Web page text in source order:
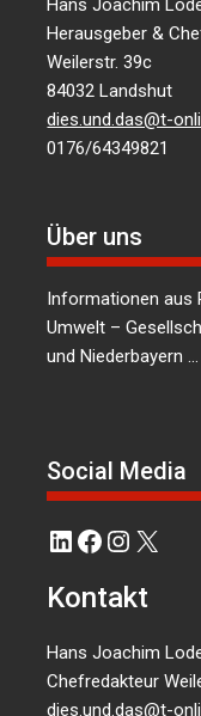
Hans Joachim
Herausgeber &
Weilerstr. 39c
84032 Landshut
dies.und.das@t-
0176/64349821
Über uns
Informationen aus
Umwelt –
und Niederbayern
Social Media
LinkedIn
Facebook
X
Kontakt
Hans Joachim
Chefredakteur
dies.und.das@t-